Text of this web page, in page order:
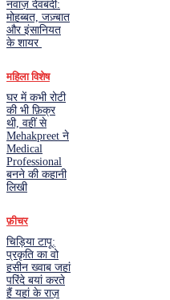
नवाज़ देवबंदी:
मोहब्बत, जज़्बात
और इंसानियत
के शायर
महिला विशेष
घर में कभी रोटी
की भी फ़िक्र
थी, वहीं से
Mehakpreet ने
Medical
Professional
बनने की कहानी
लिखी
फ़ीचर
चिड़िया टापू:
प्रकृति का वो
हसीन ख्वाब जहां
परिंदे बयां करते
हैं यहां के राज़